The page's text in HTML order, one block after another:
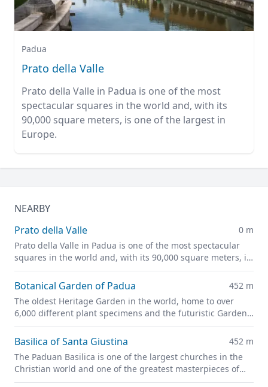
Padua
Prato della Valle
Prato della Valle in Padua is one of the most
spectacular squares in the world and, with its
90,000 square meters, is one of the largest in
Europe.
NEARBY
Prato della Valle
0 m
Prato della Valle in Padua is one of the most spectacular
squares in the world and, with its 90,000 square meters, is
one of the largest in Europe.
Botanical Garden of Padua
452 m
The oldest Heritage Garden in the world, home to over
6,000 different plant specimens and the futuristic Garden
of Biodiversity
Basilica of Santa Giustina
452 m
The Paduan Basilica is one of the largest churches in the
Christian world and one of the greatest masterpieces of
Renaissance architecture.